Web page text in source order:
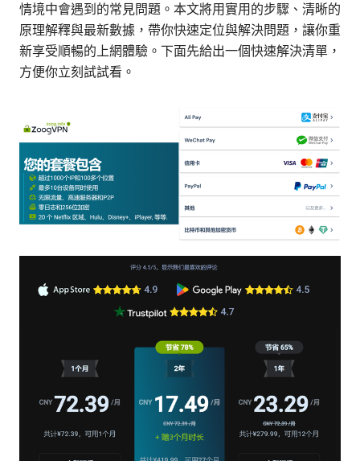
情境中會遇到的常見問題。本文將用實用的步驟、清晰的
原理解釋與最新數據，帶你快速定位與解決問題，讓你重
新享受順暢的上網體驗。下面先給出一個快速解決清單，
方便你立刻試試看。